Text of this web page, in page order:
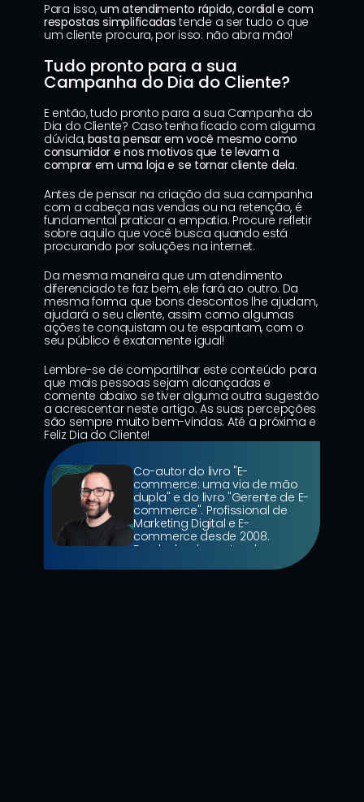
Para isso, um atendimento rápido, cordial e com
respostas simplificadas tende a ser tudo o que
um cliente procura, por isso: não abra mão!
Tudo pronto para a sua
Campanha do Dia do Cliente?
E então, tudo pronto para a sua Campanha do
Dia do Cliente? Caso tenha ficado com alguma
dúvida, basta pensar em você mesmo como
consumidor e nos motivos que te levam a
comprar em uma loja e se tornar cliente dela.
Antes de pensar na criação da sua campanha
com a cabeça nas vendas ou na retenção, é
fundamental praticar a empatia. Procure refletir
sobre aquilo que você busca quando está
procurando por soluções na internet.
Da mesma maneira que um atendimento
diferenciado te faz bem, ele fará ao outro. Da
mesma forma que bons descontos lhe ajudam,
ajudará o seu cliente, assim como algumas
ações te conquistam ou te espantam, com o
seu público é exatamente igual!
Lembre-se de compartilhar este conteúdo para
que mais pessoas sejam alcançadas e
comente abaixo se tiver alguma outra sugestão
a acrescentar neste artigo. As suas percepções
são sempre muito bem-vindas. Até a próxima e
Feliz Dia do Cliente!
Co-autor do livro "E-
commerce: uma via de mão
dupla" e do livro "Gerente de E-
commerce". Profissional de
Marketing Digital e E-
commerce desde 2008.
Fundador da mateada.com e